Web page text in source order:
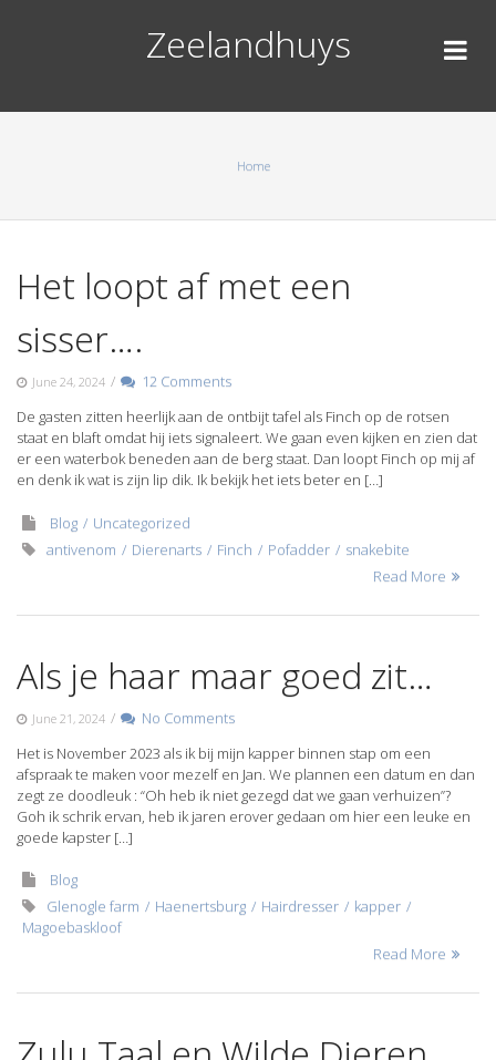
Zeelandhuys
Home
Het loopt af met een
sisser….
June 24, 2024 /
12 Comments
De gasten zitten heerlijk aan de ontbijt tafel als Finch op de rotsen
staat en blaft omdat hij iets signaleert. We gaan even kijken en zien dat
er een waterbok beneden aan de berg staat. Dan loopt Finch op mij af
en denk ik wat is zijn lip dik. Ik bekijk het iets beter en […]
Blog
Uncategorized
antivenom
Dierenarts Finch Pofadder
snakebite
Read More
Als je haar maar goed zit…
June 21, 2024 /
No Comments
Het is November 2023 als ik bij mijn kapper binnen stap om een
afspraak te maken voor mezelf en Jan. We plannen een datum en dan
zegt ze doodleuk : “Oh heb ik niet gezegd dat we gaan verhuizen”?
Goh ik schrik ervan, heb ik jaren erover gedaan om hier een leuke en
goede kapster […]
Blog
Glenogle farm
Haenertsburg Hairdresser
kapper
Magoebaskloof
Read More